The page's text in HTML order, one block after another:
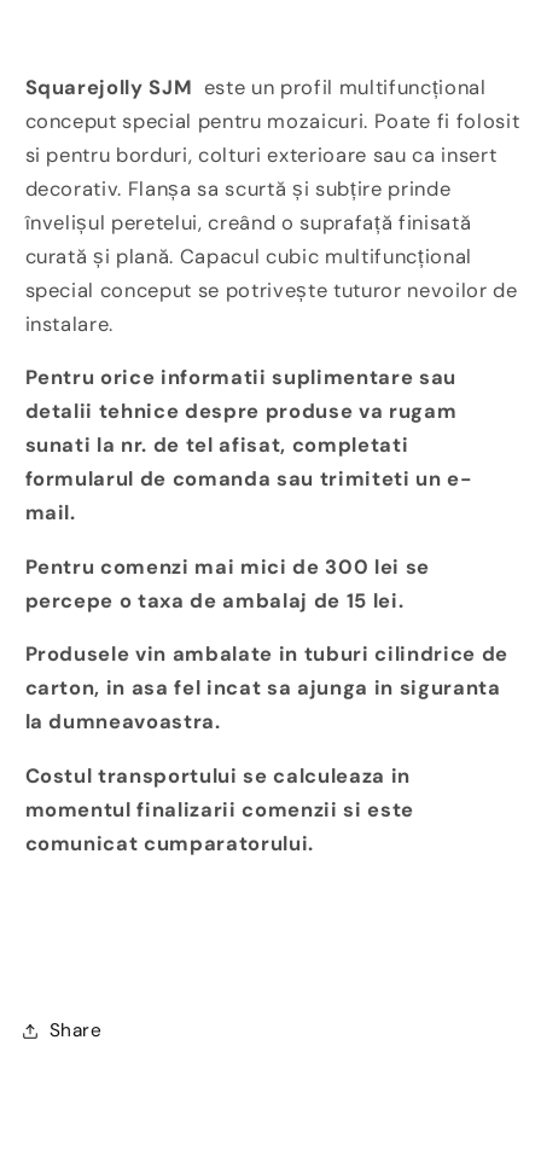
Squarejolly SJM este un profil multifuncțional
conceput special pentru mozaicuri. Poate fi folosit
si pentru borduri, colturi exterioare sau ca insert
decorativ. Flanșa sa scurtă și subțire prinde
învelișul peretelui, creând o suprafață finisată
curată și plană. Capacul cubic multifuncțional
special conceput se potrivește tuturor nevoilor de
instalare.
Pentru orice informatii suplimentare sau
detalii tehnice despre produse va rugam
sunati la nr. de tel afisat, completati
formularul de comanda sau trimiteti un e-
mail.
Pentru comenzi mai mici de 300 lei se
percepe o taxa de ambalaj de 15 lei.
Produsele vin ambalate in tuburi cilindrice de
carton, in asa fel incat sa ajunga in siguranta
la dumneavoastra.
Costul transportului se calculeaza in
momentul finalizarii comenzii si este
comunicat cumparatorului.
Share